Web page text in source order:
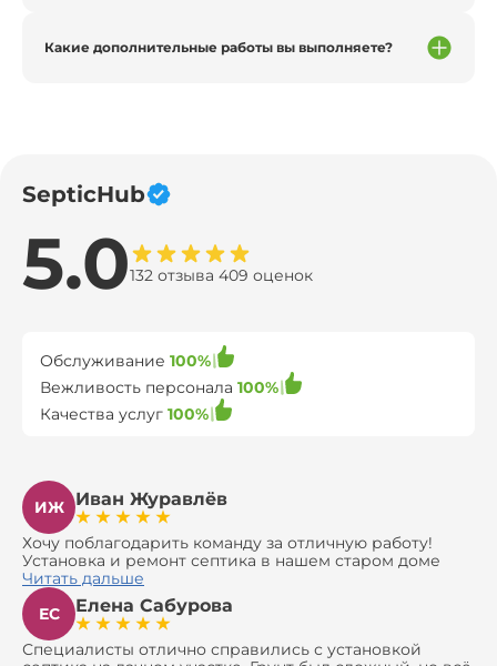
Какие дополнительные работы вы выполняете?
SepticHub
5.0132 отзыва 409 оценок
Обслуживание 100%
Вежливость персонала 100%
Качества услуг 100%
ИЖ Иван Журавлёв
Хочу поблагодарить команду за отличную работу!
Установка и ремонт септика в нашем старом доме
оказались сложной задачей, но ребята справились на
все 100%. Всё сделали аккуратно и профессионально.
Давали полезные рекомендации, не пытались
навязать ничего лишнего, помогли с выбором и
доставкой материалов, что позволило нам
Читать дальше
ЕС
Елена Сабурова
Специалисты отлично справились с установкой